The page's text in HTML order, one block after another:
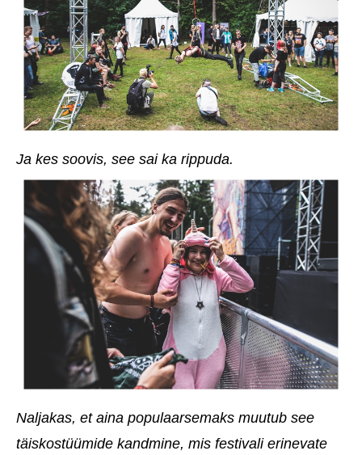
Ja kes soovis, see sai ka rippuda.
Naljakas, et aina populaarsemaks muutub see
täiskostüümide kandmine, mis festivali erinevate